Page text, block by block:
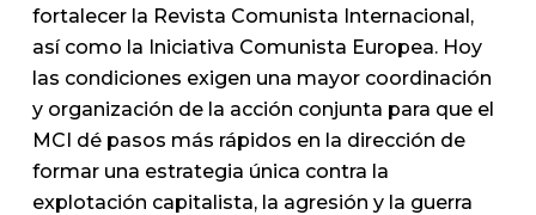
fortalecer la Revista Comunista Internacional,
así como la Iniciativa Comunista Europea. Hoy
las condiciones exigen una mayor coordinación
y organización de la acción conjunta para que el
MCI dé pasos más rápidos en la dirección de
formar una estrategia única contra la
explotación capitalista, la agresión y la guerra